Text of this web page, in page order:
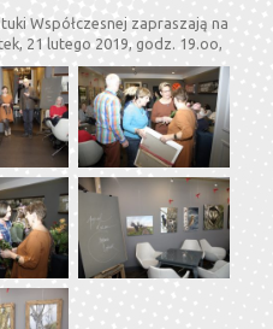
Współczesnej zapraszają na
21 lutego 2019, godz. 19.oo,